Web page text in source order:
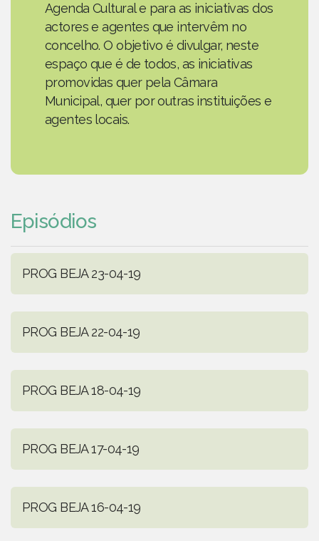
Agenda Cultural e para as iniciativas dos
actores e agentes que intervêm no
concelho. O objetivo é divulgar, neste
espaço que é de todos, as iniciativas
promovidas quer pela Câmara
Municipal, quer por outras instituições e
agentes locais.
Episódios
PROG BEJA 23-04-19
PROG BEJA 22-04-19
PROG BEJA 18-04-19
PROG BEJA 17-04-19
PROG BEJA 16-04-19